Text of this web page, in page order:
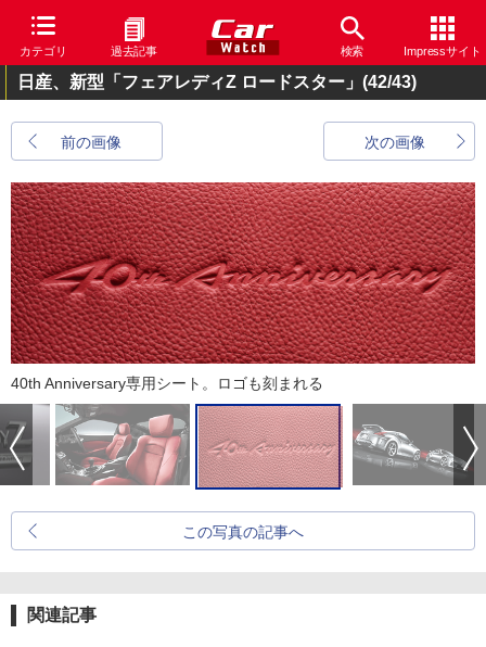
カテゴリ 過去記事 検索 Impressサイト
日産、新型「フェアレディZ ロードスター」 (42/43)
前の画像 次の画像
40th Anniversary専用シート。ロゴも刻まれる
この写真の記事へ
関連記事